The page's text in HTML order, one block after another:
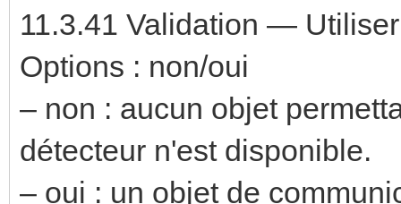
11.3.41 Validation —
Options : non/oui
– non : aucun objet
détecteur n'est disponible.
– oui : un objet de